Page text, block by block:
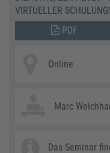
VIRTUELLER
PDF
Online
Marc
Das Seminar